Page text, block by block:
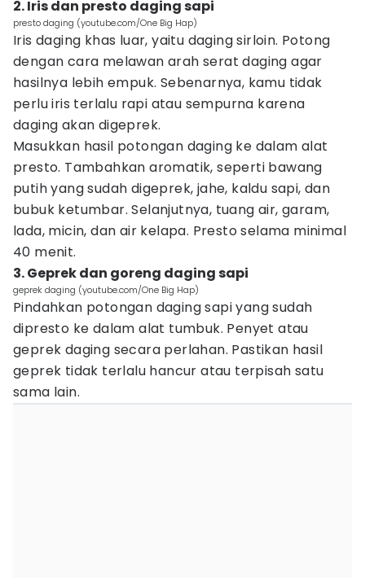
2. Iris dan presto daging sapi
presto daging (youtube.com/One Big Hap)
Iris daging khas luar, yaitu daging sirloin. Potong
dengan cara melawan arah serat daging agar
hasilnya lebih empuk. Sebenarnya, kamu tidak
perlu iris terlalu rapi atau sempurna karena
daging akan digeprek.
Masukkan hasil potongan daging ke dalam alat
presto. Tambahkan aromatik, seperti bawang
putih yang sudah digeprek, jahe, kaldu sapi, dan
bubuk ketumbar. Selanjutnya, tuang air, garam,
lada, micin, dan air kelapa. Presto selama minimal
40 menit.
3. Geprek dan goreng daging sapi
geprek daging (youtube.com/One Big Hap)
Pindahkan potongan daging sapi yang sudah
dipresto ke dalam alat tumbuk. Penyet atau
geprek daging secara perlahan. Pastikan hasil
geprek tidak terlalu hancur atau terpisah satu
sama lain.